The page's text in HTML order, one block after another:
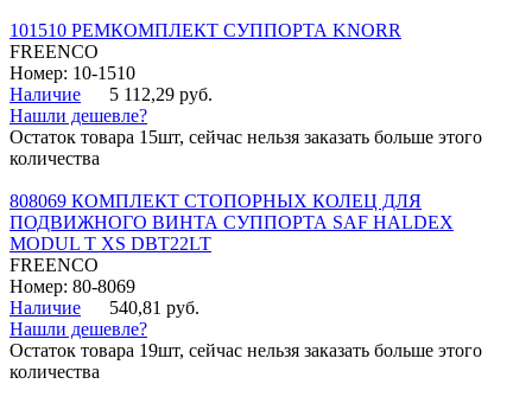
101510 РЕМКОМПЛЕКТ СУППОРТА KNORR
FREENCO
Номер: 10-1510
Наличие
5 112,29 руб.
Нашли дешевле?
Остаток товара 15шт, сейчас нельзя заказать больше этого
количества
808069 КОМПЛЕКТ СТОПОРНЫХ КОЛЕЦ ДЛЯ
ПОДВИЖНОГО ВИНТА СУППОРТА SAF HALDEX
MODUL T XS DBT22LT
FREENCO
Номер: 80-8069
Наличие
540,81 руб.
Нашли дешевле?
Остаток товара 19шт, сейчас нельзя заказать больше этого
количества